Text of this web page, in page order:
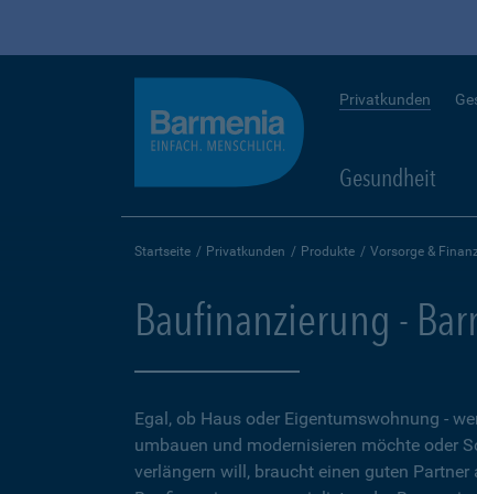
Privatkunden
Gesundheit
Startseite Privatkunden Produkte Vorsorge &
Baufinanzierung -
Egal, ob Haus oder Eigentumswohnung -
umbauen und modernisieren möchte oder
verlängern will, braucht einen guten